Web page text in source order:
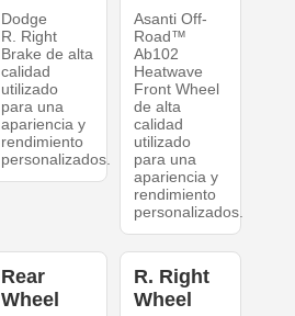
Dodge
R. Right
Brake de alta
calidad
utilizado
para una
apariencia y
rendimiento
personalizados.
Asanti Off-
Road™
Ab102
Heatwave
Front Wheel
de alta
calidad
utilizado
para una
apariencia y
rendimiento
personalizados.
Rear
Wheel
R. Right
Wheel